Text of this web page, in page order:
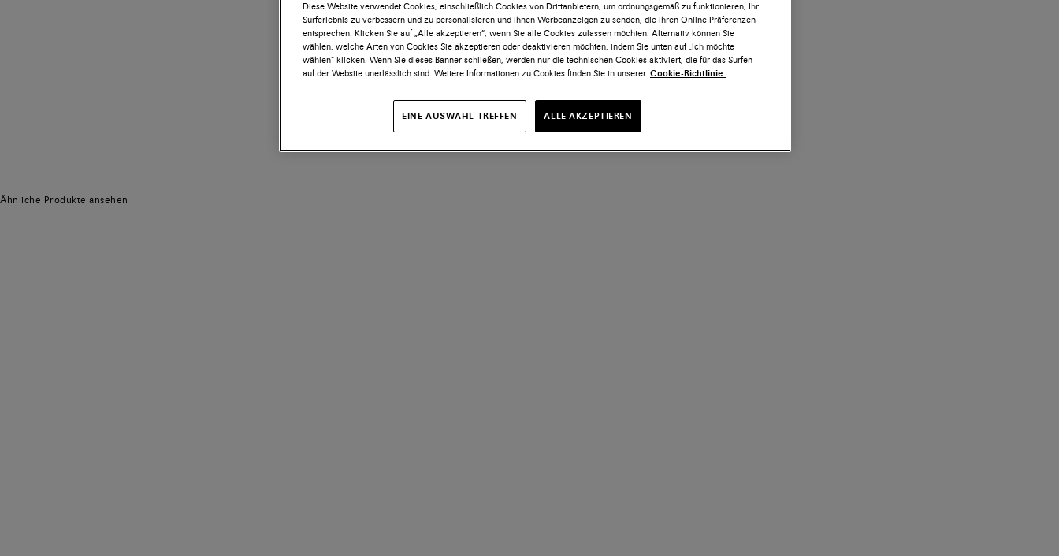
Ähnliche Produkte ansehen
Diese Website verwendet Cookies, einschließlich Cookies von Drittanbietern, um ordnungsgemäß zu funktionieren, Ihr
Surferlebnis zu verbessern und zu personalisieren und Ihnen Werbeanzeigen zu senden, die Ihren Online-Präferenzen
entsprechen. Klicken Sie auf „Alle akzeptieren“, wenn Sie alle Cookies zulassen möchten. Alternativ können Sie
wählen, welche Arten von Cookies Sie akzeptieren oder deaktivieren möchten, indem Sie unten auf „Ich möchte
wählen“ klicken. Wenn Sie dieses Banner schließen, werden nur die technischen Cookies aktiviert, die für das Surfen
auf der Website unerlässlich sind. Weitere Informationen zu Cookies finden Sie in unserer Cookie-Richtlinie.
EINE AUSWAHL TREFFEN ALLE AKZEPTIEREN